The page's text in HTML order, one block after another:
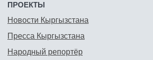
ПРОЕКТЫ
Новости Кыргызстана
Пресса Кыргызстана
Народный репортёр